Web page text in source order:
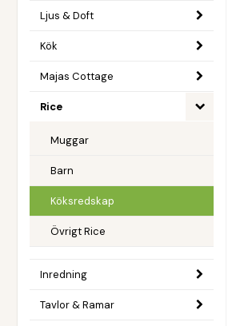
Ljus & Doft
Kök
Majas Cottage
Rice
Muggar
Barn
Köksredskap
Övrigt Rice
Inredning
Tavlor & Ramar